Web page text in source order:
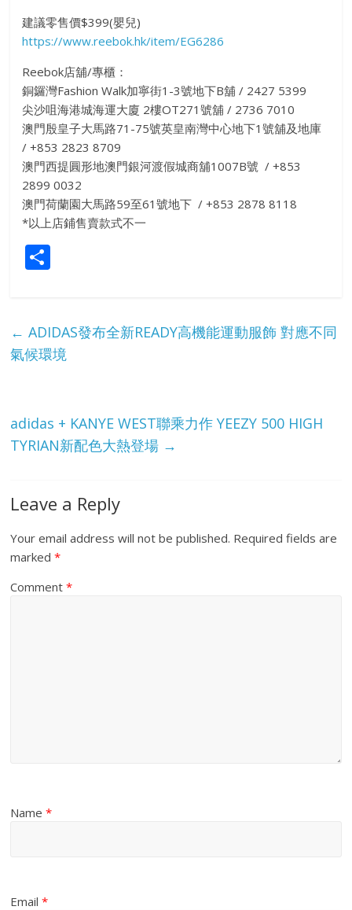
建議零售價$399(嬰兒)
https://www.reebok.hk/item/EG6286
Reebok店舖/專櫃：
銅鑼灣Fashion Walk加寧街1-3號地下B舖 / ‪2427 5399‬‬‬‬‬‬‬‬‬‬
尖沙咀海港城海運大廈 2樓OT271號舖 / ‪2736 7010‬‬‬‬‬‬‬‬‬‬
澳門殷皇子大馬路71-75號英皇南灣中心地下1號舖及地庫
/ ‪+853 2823 8709‬‬‬‬‬‬‬‬‬‬
澳門西提圓形地澳門銀河渡假城商舖1007B號 / +853
2899 0032‬‬‬‬‬‬‬‬‬‬
澳門荷蘭園大馬路59至61號地下 / ‪+853 2878 8118‬‬‬‬‬‬‬
*以上店鋪售賣款式不一
e
← ADIDAS發布全新READY高機能運動服飾 對應不同
氣候環境
adidas + KANYE WEST聯乘力作 YEEZY 500 HIGH
TYRIAN新配色大熱登場 →
Leave a Reply
Your email address will not be published. Required fields are
marked*
Comment*
Name*
Email*